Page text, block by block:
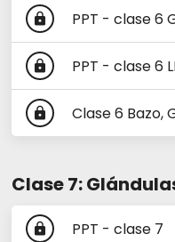
lock PPT - clase 6
lock PPT - clase 6
lock Clase 6 Bazo,
Clase 7:
lock PPT - clase 7